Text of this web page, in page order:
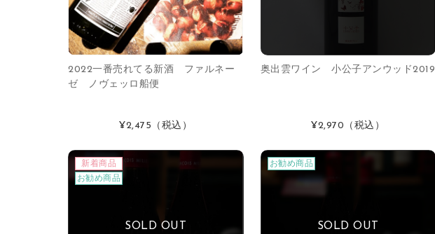
2022一番売れてる新酒 ファルネー
ゼ ノヴェッロ船便
¥2,475 （税込）
奥出雲ワイン 小公子アンウッド2019
¥2,970 （税込）
新着商品
お勧め商品
SOLD OUT
お勧め商品
SOLD OUT